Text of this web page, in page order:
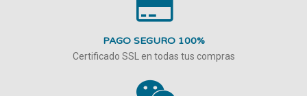
PAGO SEGURO 100%
Certificado SSL en todas tus compras